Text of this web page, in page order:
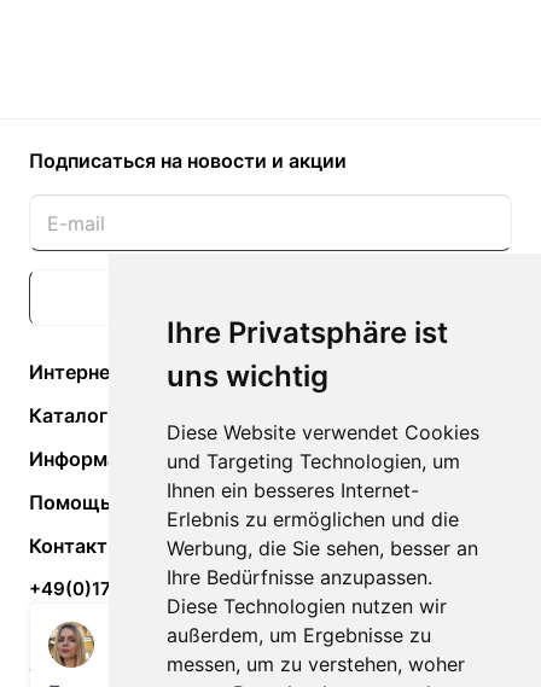
Ihre Privatsphäre ist
uns wichtig
Diese Website verwendet Cookies
und Targeting Technologien, um
Ihnen ein besseres Internet-
Erlebnis zu ermöglichen und die
Werbung, die Sie sehen, besser an
Ihre Bedürfnisse anzupassen.
Diese Technologien nutzen wir
außerdem, um Ergebnisse zu
messen, um zu verstehen, woher
Подписаться на новости и акции
Интернет-магазин
Каталог
Информация
Помощь
Контакты
+49(0)170-74-52-966
maxxreise@gmail.com
Tal 44, 80331 München, Deutschland